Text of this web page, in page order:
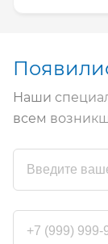
Наши
всем